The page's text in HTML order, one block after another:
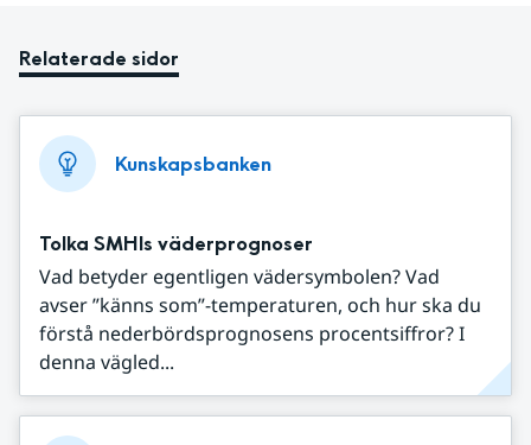
Relaterade sidor
Kunskapsbanken
Tolka SMHIs väderprognoser
Vad betyder egentligen vädersymbolen? Vad
avser ”känns som”-temperaturen, och hur ska du
förstå nederbördsprognosens procentsiffror? I
denna vägled...